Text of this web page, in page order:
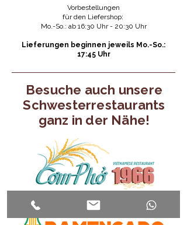
Vorbestellungen
für den Liefershop:
Mo.-So.: ab 16:30 Uhr - 20:30 Uhr
Lieferungen beginnen jeweils Mo.-So.:
17:45 Uhr
Besuche auch unsere
Schwesterrestaurants
ganz in der Nähe!